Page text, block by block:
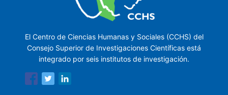
El Centro de Ciencias Humanas y Sociales (CCHS) del
Consejo Superior de Investigaciones Científicas está
integrado por seis institutos de investigación.